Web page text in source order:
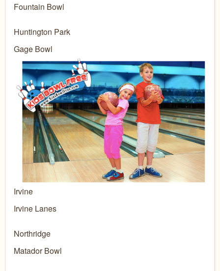
Fountain Bowl
Huntington Park
Gage Bowl
Irvine
Irvine Lanes
Northridge
Matador Bowl